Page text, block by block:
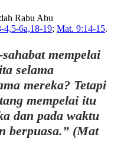
Rabu Abu
4,5-6a,18-19; Mat. 9:14-15.
mempelai
selama
mereka? Tetapi
mempelai itu
dan pada waktu
berpuasa.” (Mat